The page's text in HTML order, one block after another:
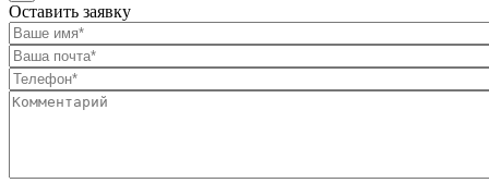
Оставить заявку